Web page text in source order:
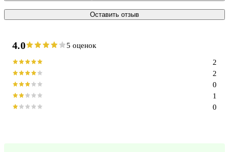
Оставить отзыв
4.0 5 оценок
0
1
0
2
2